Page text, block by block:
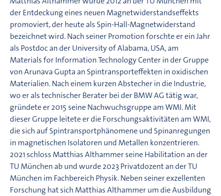
der Entdeckung eines neuen Magnetwiderstandseffekts
promoviert, der heute als Spin-Hall-Magnetwiderstand
bezeichnet wird. Nach seiner Promotion forschte er ein Jahr
als Postdoc an der University of Alabama, USA, am
Materials for Information Technology Center in der Gruppe
von Arunava Gupta an Spintransporteffekten in oxidischen
Materialien. Nach einem kurzen Abstecher in die Industrie,
wo er als technischer Berater bei der BMW AG tätig war,
gründete er 2015 seine Nachwuchsgruppe am WMI. Mit
dieser Gruppe leitete er die Forschungsaktivitäten am WMI,
die sich auf Spintransportphänomene und Spinanregungen
in magnetischen Isolatoren und Metallen konzentrieren.
2021 schloss Matthias Althammer seine Habilitation an der
TU München ab und wurde 2023 Privatdozent an der TU
München im Fachbereich Physik. Neben seiner exzellenten
Forschung hat sich Matthias Althammer um die Ausbildung